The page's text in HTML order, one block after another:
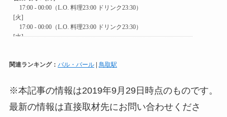
関連ランキング： バル・バール| 鳥取駅
※本記事の情報は2019年9月29日時点のものです。
最新の情報は直接取材先にお問い合わせくださ